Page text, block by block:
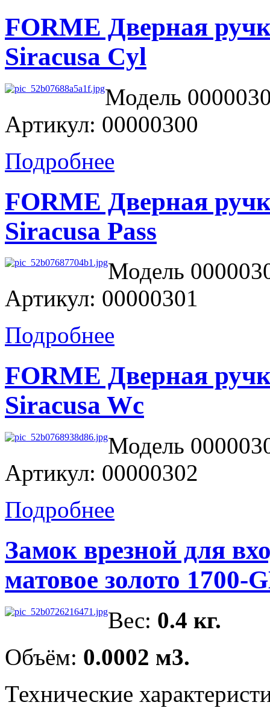
FORME Дверная
Siracusa Cyl
Модель
Артикул: 00000300
Подробнее
FORME Дверная
Siracusa Pass
Модель
Артикул: 00000301
Подробнее
FORME Дверная
Siracusa Wc
Модель
Артикул: 00000302
Подробнее
Замок врезной для
матовое золото 1700-
Вес: 0.4 кг.
Объём: 0.0002 м3.
Технические